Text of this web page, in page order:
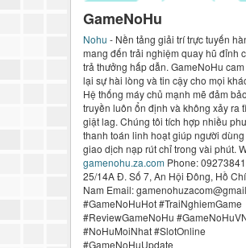
GameNoHu
Nohu - Nền tảng giải trí trực tuyến
mang đến trải nghiệm quay hũ đỉnh
trả thưởng hấp dẫn. GameNoHu
lại sự hài lòng và tin cậy cho mọi
Hệ thống máy chủ mạnh mẽ đảm
truyền luôn ổn định và không xảy ra
giật lag. Chúng tôi tích hợp nhiều
thanh toán linh hoạt giúp người
giao dịch nạp rút chỉ trong vài phút.
gamenohu.za.com Phone:
25/14A Đ. Số 7, An Hội Đông, Hồ
Nam Email:
#GameNoHuHot #TraiNghiemGame
#ReviewGameNoHu
#NoHuMoiNhat #SlotOnline
#GameNoHuUpdate